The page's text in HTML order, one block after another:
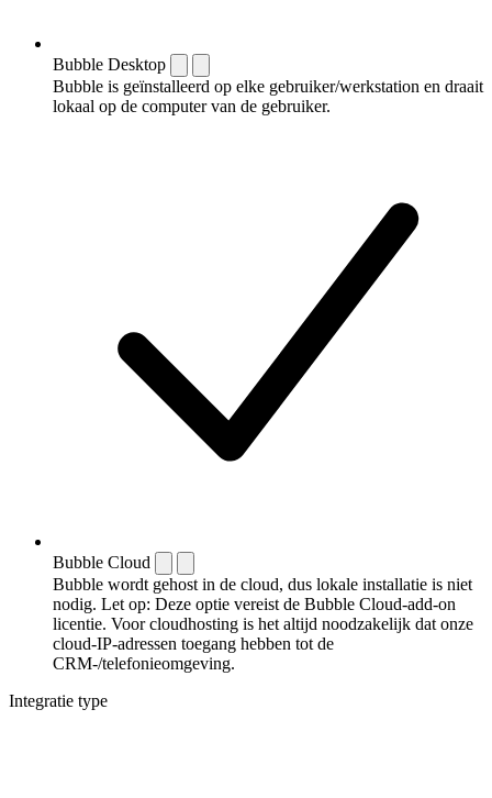
Bubble Desktop
Bubble is geïnstalleerd op elke gebruiker/werkstation en draait
lokaal op de computer van de gebruiker.
Bubble Cloud
Bubble wordt gehost in de cloud, dus lokale installatie is niet
nodig. Let op: Deze optie vereist de Bubble Cloud-add-on
licentie. Voor cloudhosting is het altijd noodzakelijk dat onze
cloud-IP-adressen toegang hebben tot de
CRM-/telefonieomgeving.
Integratie type